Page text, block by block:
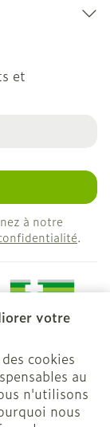
votre
cookies
au
n'utilisons
nous
et
à notre
.